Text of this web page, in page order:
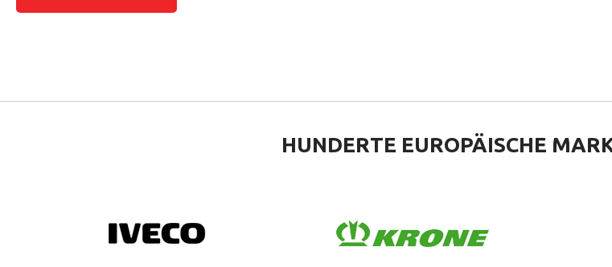
HUNDERTE EUROPÄISCHE